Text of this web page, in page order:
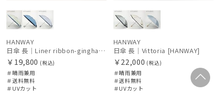
HANWAY
日傘 長｜Liner ribbon-gingham [HANWAY]
￥19,800 (税込)
＃晴雨兼用
＃送料無料
＃UVカット
HANWAY
日傘 長｜Vittoria [HANWAY]
￥22,000 (税込)
＃晴雨兼用
＃送料無料
＃UVカット